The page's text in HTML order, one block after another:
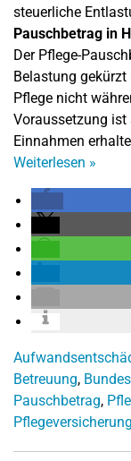
steuerliche
Pauschbetrag in
Der Pflege-
Belastung
Pflege nicht
Voraussetzung ist
Einnahmen
Weiterlesen »
Betreuung,
Pauschbetrag,
Pflegeversicherung